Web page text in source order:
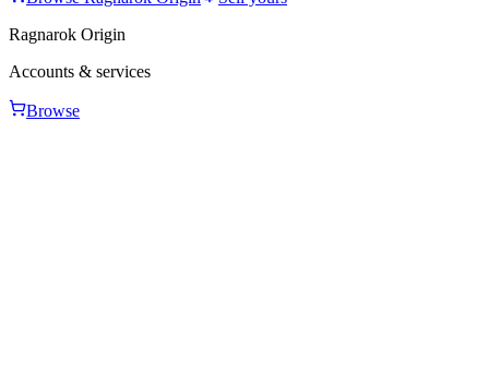
Ragnarok Origin
Accounts & services
Browse